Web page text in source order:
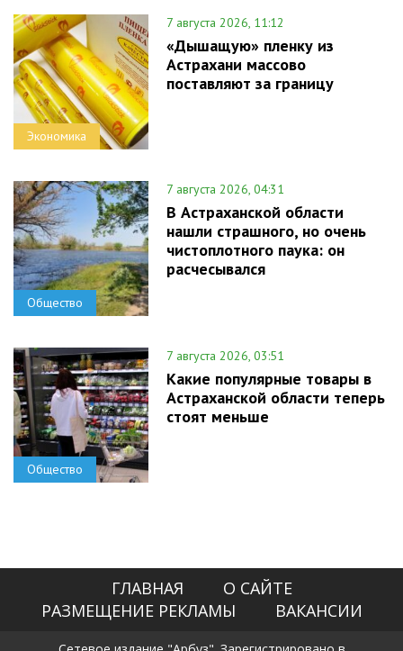
Экономика
7 августа 2026, 11:12
«Дышащую» пленку из
Астрахани массово
поставляют за границу
Общество
7 августа 2026, 04:31
В Астраханской области
нашли страшного, но очень
чистоплотного паука: он
расчесывался
Общество
7 августа 2026, 03:51
Какие популярные товары в
Астраханской области теперь
стоят меньше
ГЛАВНАЯ
О САЙТЕ
РАЗМЕЩЕНИЕ РЕКЛАМЫ
ВАКАНСИИ